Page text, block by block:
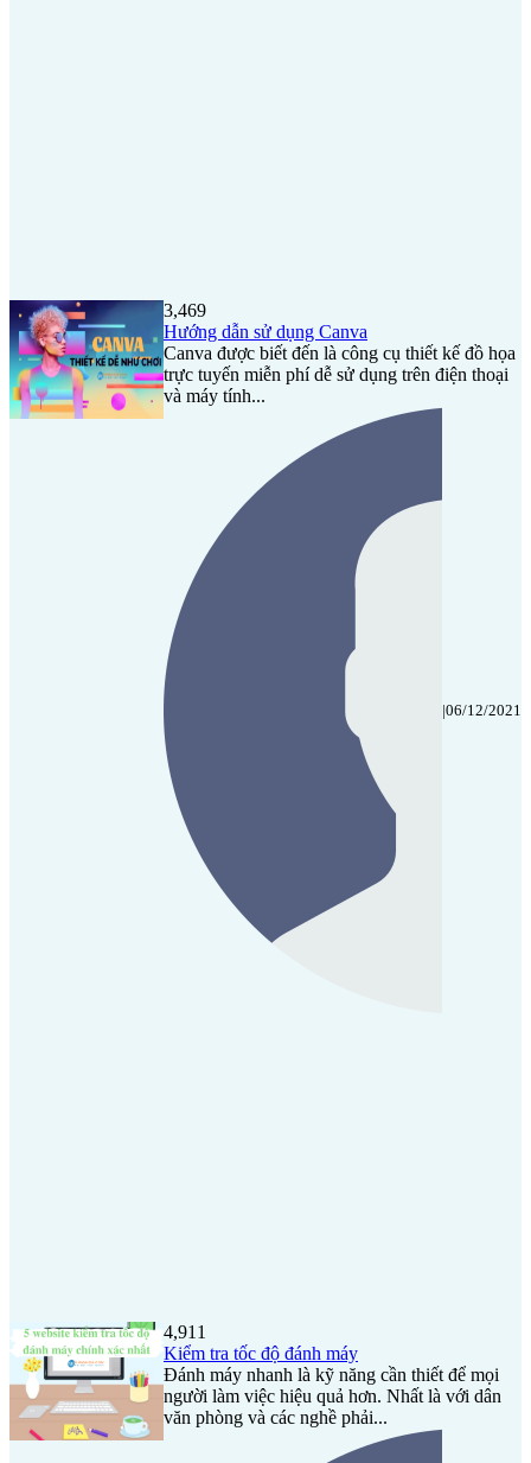
3,469
Hướng dẫn sử dụng Canva
Canva được biết đến là công cụ thiết kế đồ họa
trực tuyến miễn phí dễ sử dụng trên điện thoại
và máy tính...
|06/12/2021
4,911
Kiểm tra tốc độ đánh máy
Đánh máy nhanh là kỹ năng cần thiết để mọi
người làm việc hiệu quả hơn. Nhất là với dân
văn phòng và các nghề phải...